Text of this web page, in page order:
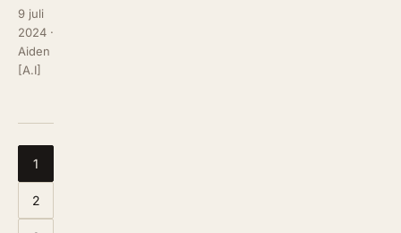
9 juli
2024 ·
Aiden
[A.I]
1
2